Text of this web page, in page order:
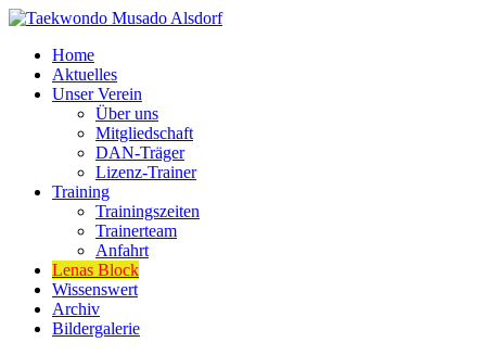
Home
Aktuelles
Unser Verein
Über uns
Mitgliedschaft
DAN-Träger
Lizenz-Trainer
Training
Trainingszeiten
Trainerteam
Anfahrt
Lenas Block
Wissenswert
Archiv
Bildergalerie